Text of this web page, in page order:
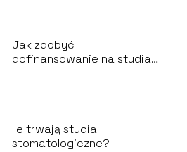
Jak zdobyć
dofinansowanie na studia
Ile trwają studia
stomatologiczne?